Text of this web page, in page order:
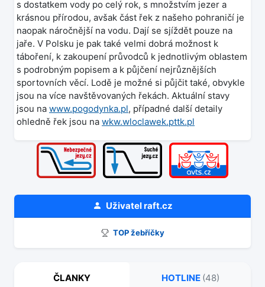
s dostatkem vody po celý rok, s množstvím jezer a
krásnou přírodou, avšak část řek z našeho pohraničí je
naopak náročnější na vodu. Dají se sjíždět pouze na
jaře. V Polsku je pak také velmi dobrá možnost k
táboření, k zakoupení průvodců k jednotlivým oblastem
s podrobným popisem a k půjčení nejrůznějších
sportovních věcí. Lodě je možné si půjčit také, obvykle
jsou na více navštěvovaných řekách. Aktuální stavy
jsou na www.pogodynka.pl, případné další detaily
ohledně řek jsou na wkw.wloclawek.pttk.pl
Uživatelraft.cz
TOP žebříčky
ČLANKY HOTLINE (48)